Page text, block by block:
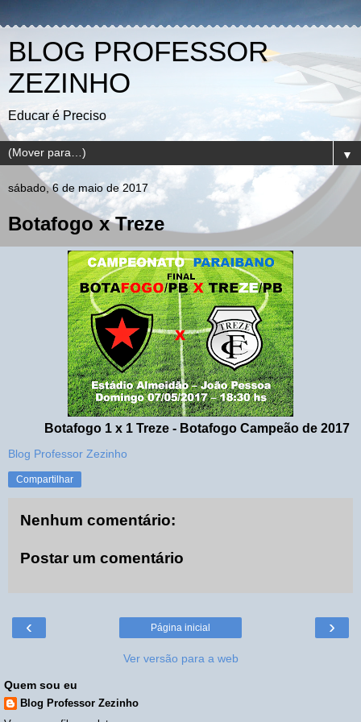
BLOG PROFESSOR
ZEZINHO
Educar é Preciso
▼
sábado, 6 de maio de 2017
Botafogo x Treze
Botafogo 1 x 1 Treze - Botafogo Campeão de 2017
Blog Professor Zezinho
Compartilhar
Nenhum comentário:
Postar um comentário
‹ ›
Página inicial
Ver versão para a web
Quem sou eu
Blog Professor Zezinho